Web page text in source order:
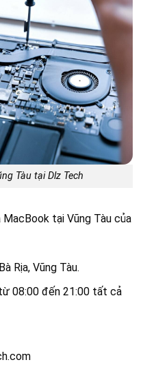
Tàu tại Dlz Tech
tại Vũng Tàu của
Rịa, Vũng Tàu.
08:00 đến 21:00 tất cả